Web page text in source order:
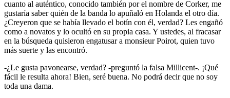
cuanto al auténtico, conocido también por el nombre de Corker, me
gustaría saber quién de la banda lo apuñaló en Holanda el otro día.
¿Creyeron que se había llevado el botín con él, verdad? Les engañó
como a novatos y lo ocultó en su propia casa. Y ustedes, al fracasar
en la búsqueda quisieron engatusar a monsieur Poirot, quien tuvo
más suerte y las encontró.
-¿Le gusta pavonearse, verdad? -preguntó la falsa Millicent-. ¡Qué
fácil le resulta ahora! Bien, seré buena. No podrá decir que no soy
toda una dama.